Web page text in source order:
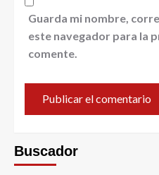
Guarda mi nombre,
este navegador para la
comente.
Buscador